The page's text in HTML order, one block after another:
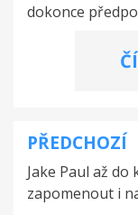
dokonce
Navigace
pro
příspěvek
PŘEDCHOZÍ
Jake Paul až
zapomenout i